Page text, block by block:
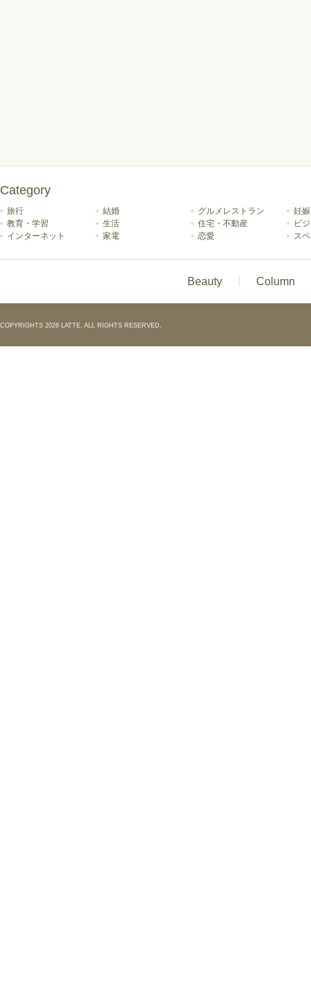
Category
旅行 結婚 グルメレストラン
妊
教育・学習
生活 住宅・不動産
ビ
インターネット
家電 恋愛 ス
Beauty Column
COPYRIGHTS 2026 LATTE. ALL RIGHTS RESERVED.